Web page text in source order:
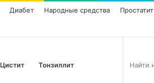
Диабет Народные средства Простатит
Цистит Тонзиллит